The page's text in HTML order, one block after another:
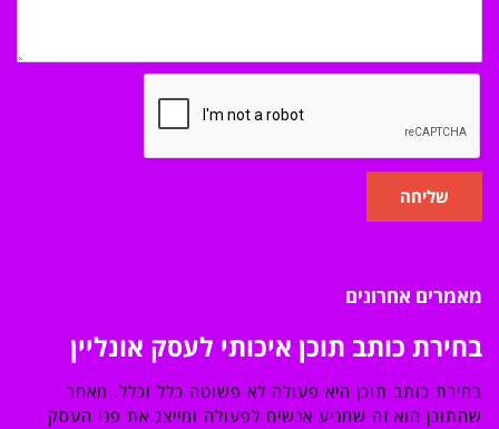
שליחה
מאמרים אחרונים
בחירת כותב תוכן איכותי לעסק אונליין
בחירת כותב תוכן היא פעולה לא פשוטה כלל וכלל. מאחר
שהתוכן הוא זה שמניע אנשים לפעולה ומייצג את פני העסק